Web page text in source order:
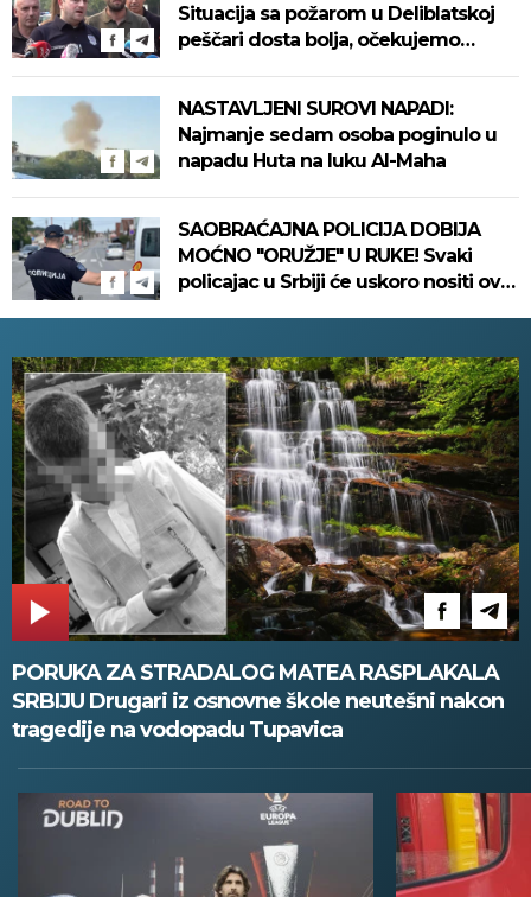
Situacija sa požarom u Deliblatskoj
peščari dosta bolja, očekujemo
NASTAVLJENI SUROVI NAPADI:
Najmanje sedam osoba poginulo u
napadu Huta na luku Al-Maha
SAOBRAĆAJNA POLICIJA DOBIJA
MOĆNO "ORUŽJE" U RUKE! Svaki
policajac u Srbiji će uskoro nositi ovaj
PORUKA ZA STRADALOG MATEA RASPLAKALA
SRBIJU Drugari iz osnovne škole neutešni nakon
tragedije na vodopadu Tupavica